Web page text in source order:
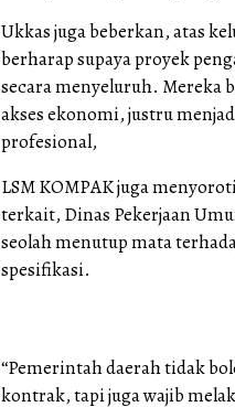
Ukkas juga beberkan, atas
berharap supaya proyek
secara menyeluruh. Mereka
akses ekonomi, justru
profesional,
LSM KOMPAK juga
terkait, Dinas Pekerjaan
seolah menutup mata
spesifikasi.
“Pemerintah daerah tidak
kontrak, tapi juga wajib